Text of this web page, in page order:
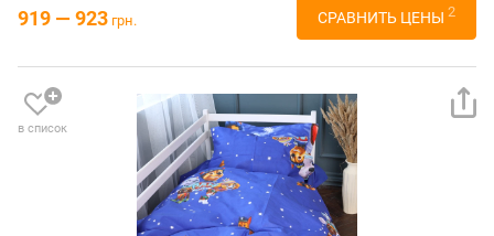
919 — 923 грн. СРАВНИТЬ ЦЕНЫ 2
в список